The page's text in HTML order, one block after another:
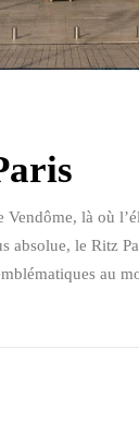
Vendôme, là où
absolue, le Ritz
au